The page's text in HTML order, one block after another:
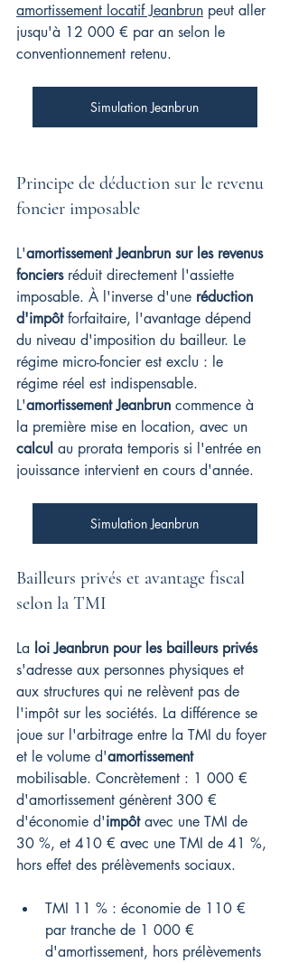
amortissement locatif Jeanbrun peut aller
jusqu'à 12 000 € par an selon le
conventionnement retenu.
Simulation Jeanbrun
Principe de déduction sur le revenu
foncier imposable
L'amortissement Jeanbrun sur les revenus
fonciers réduit directement l'assiette
imposable. À l'inverse d'une réduction
d'impôt forfaitaire, l'avantage dépend
du niveau d'imposition du bailleur. Le
régime micro-foncier est exclu : le
régime réel est indispensable.
L'amortissement Jeanbrun commence à
la première mise en location, avec un
calcul au prorata temporis si l'entrée en
jouissance intervient en cours d'année.
Simulation Jeanbrun
Bailleurs privés et avantage fiscal
selon la TMI
La loi Jeanbrun pour les bailleurs privés
s'adresse aux personnes physiques et
aux structures qui ne relèvent pas de
l'impôt sur les sociétés. La différence se
joue sur l'arbitrage entre la TMI du foyer
et le volume d'amortissement
mobilisable. Concrètement : 1 000 €
d'amortissement génèrent 300 €
d'économie d'impôt avec une TMI de
30 %, et 410 € avec une TMI de 41 %,
hors effet des prélèvements sociaux.
TMI 11 % : économie de 110 €
par tranche de 1 000 €
d'amortissement, hors prélèvements